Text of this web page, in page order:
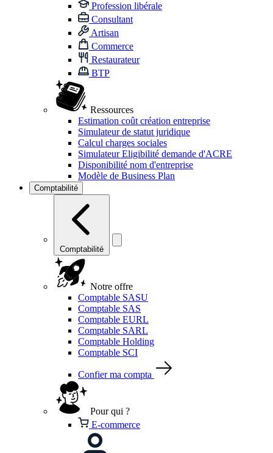
Profession libérale
Consultant
Artisan
Commerce
Restaurateur
BTP
Ressources
Estimation coût création entreprise
Simulateur de statut juridique
Calcul charges sociales
Simulateur Eligibilité demande d'ACRE
Disponibilité nom d'entreprise
Modèle de Business Plan
Comptabilité
Comptabilité
Notre offre
Comptable SASU
Comptable SAS
Comptable EURL
Comptable SARL
Comptable Holding
Comptable SCI
Confier ma compta
Pour qui ?
E-commerce